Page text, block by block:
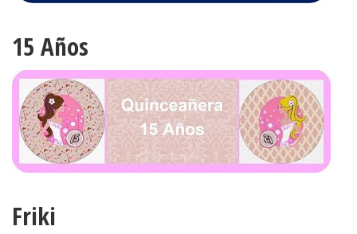
15 Años
Friki